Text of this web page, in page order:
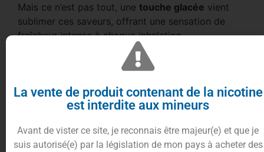
Mais ce n’est pas tout, une touche glacée vient
sublimer ces saveurs, offrant une sensation de
fraîcheur intense à chaque inhalation.
Présenté dans un flacon pratique de
liquide Fraise Melon Glacé Salt
de nicotine , garantissant une satisfaction optimale
à chaque session de vape.
novice, cee-liquide saura ravir vos papilles et
éveiller vos sens.
La vente de produit contenant de la nicotine
est interdite aux mineurs
Avant de vister ce site, je reconnais être majeur(e) et que je
suis autorisé(e) par la législation de mon pays à acheter des